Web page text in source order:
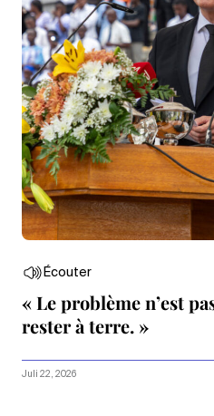
Écouter
« Le problème n’est
rester à terre. »
Juli 22, 2026